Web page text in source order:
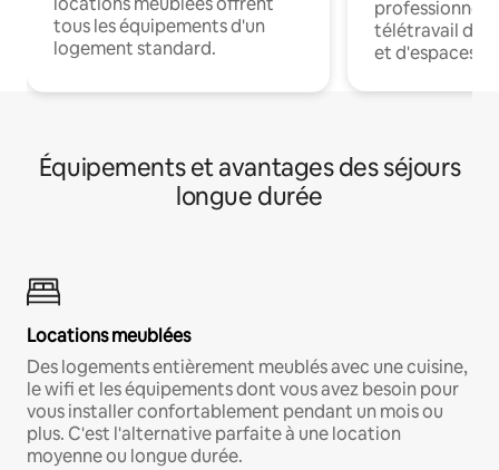
tous les équipements d'un
logement standard.
professionnels
télétravail
et d'espaces
Équipements et avantages des séjours
longue durée
Locations meublées
Des logements entièrement meublés avec une cuisine,
le wifi et les équipements dont vous avez besoin pour
vous installer confortablement pendant un mois ou
plus. C'est l'alternative parfaite à une location
moyenne ou longue durée.